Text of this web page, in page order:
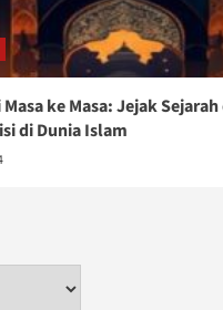
ke Masa: Jejak Sejarah
di Dunia Islam